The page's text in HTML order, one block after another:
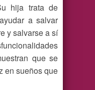
hija trata de
a salvar
y salvarse a sí
que se
en sueños que